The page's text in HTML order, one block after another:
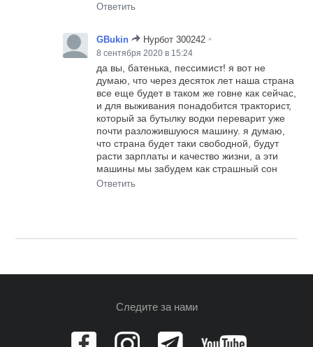
Ответить
GBukin Нурбот 300242 •
8 сентября 2020 в 15:24
да вы, батенька, пессимист! я вот не
думаю, что через десяток лет наша страна
все еще будет в таком же говне как сейчас,
и для выживания понадобится тракторист,
который за бутылку водки переварит уже
почти разложившуюся машину. я думаю,
что страна будет таки свободной, будут
расти зарплаты и качество жизни, а эти
машины мы забудем как страшный сон
Ответить
Следите за нами